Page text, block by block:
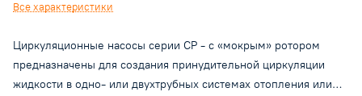
Все характеристики
Циркуляционные насосы серии CP - с «мокрым» ротором
предназначены для создания принудительной циркуляции
жидкости в одно- или двухтрубных системах отопления или